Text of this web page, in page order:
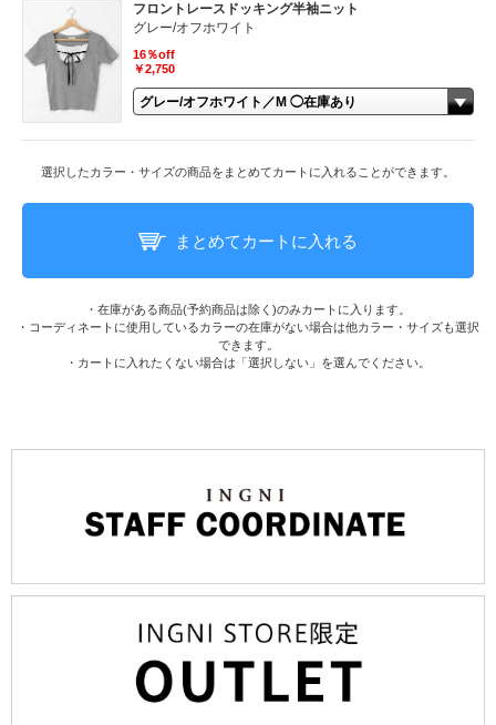
フロントレースドッキング半袖ニット
グレー/オフホワイト
16％off
￥2,750
選択したカラー・サイズの商品をまとめてカートに入れることができます。
まとめてカートに入れる
・在庫がある商品(予約商品は除く)のみカートに入ります。
・コーディネートに使用しているカラーの在庫がない場合は他カラー・サイズも選択
できます。
・カートに入れたくない場合は「選択しない」を選んでください。